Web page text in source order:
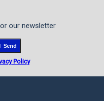
our newsletter
Send
Policy